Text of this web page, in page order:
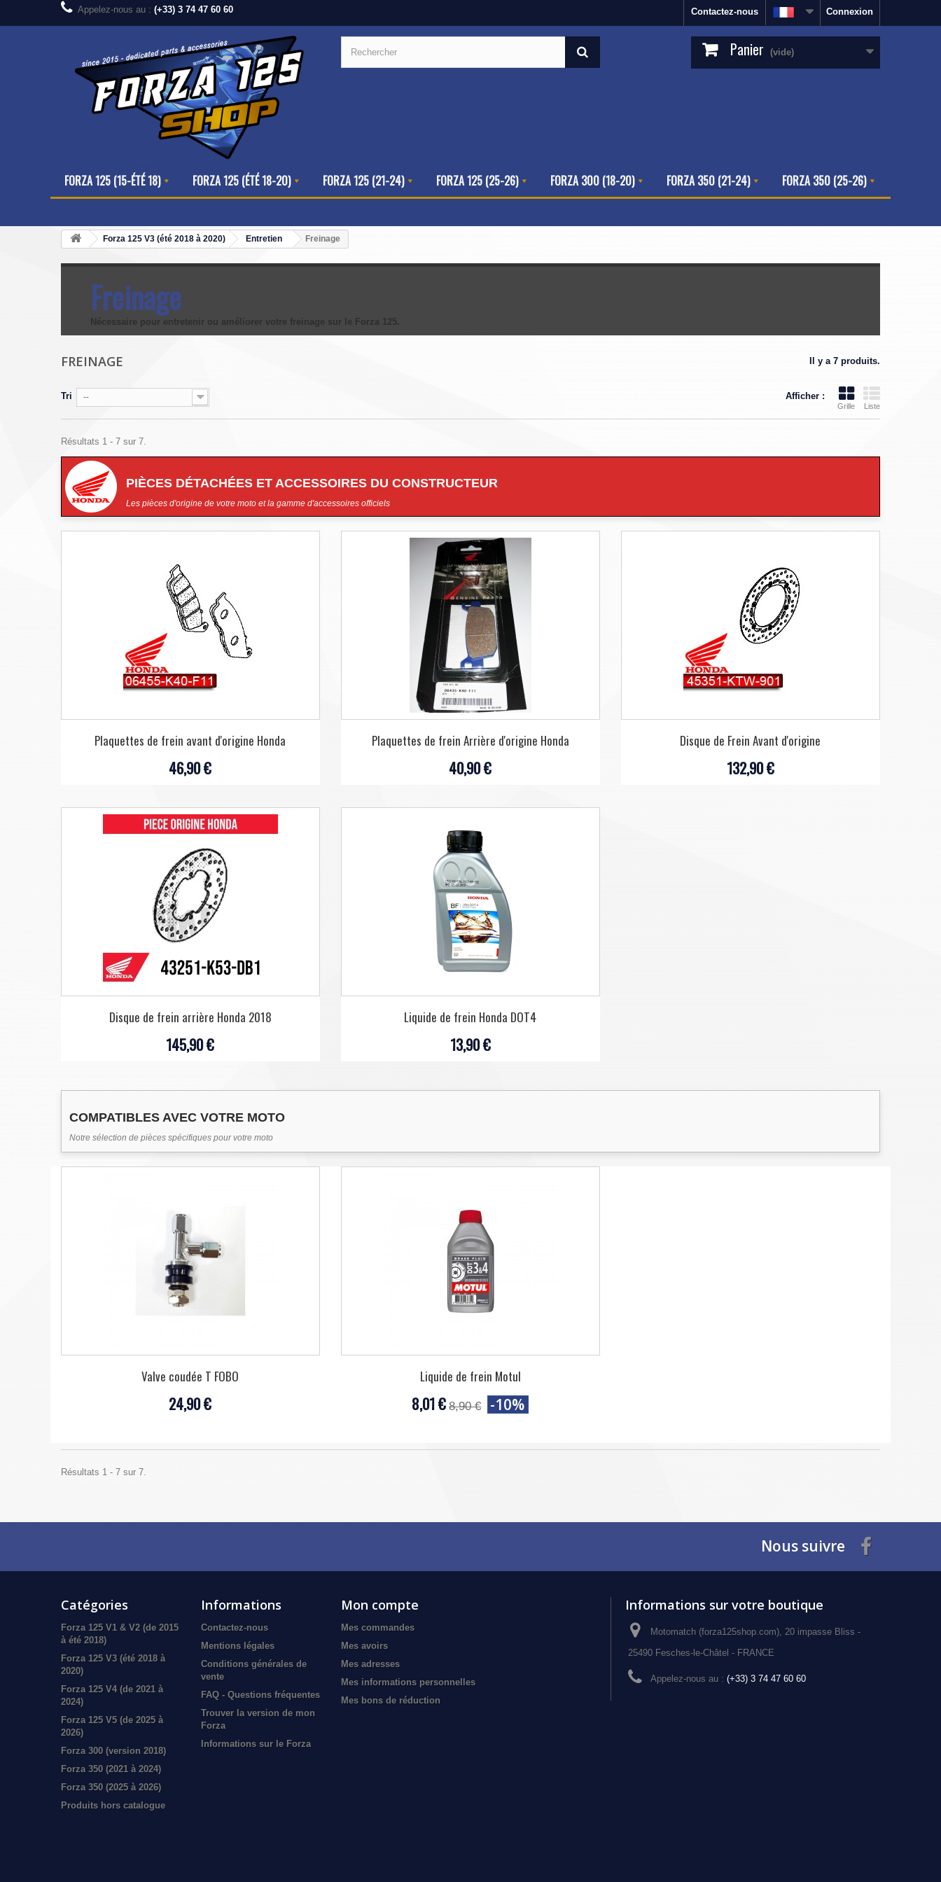
Connexion
Contactez-nous
Appelez-nous au : (+33) 3 74 47 60 60
Panier (vide)
FORZA 125 (15-ÉTÉ 18) FORZA 125 (ÉTÉ 18-20) FORZA 125 (21-24) FORZA 125 (25-26) FORZA 300 (18-20) FORZA 350 (21-24) FORZA 350 (25-26)
Forza 125 V3 (été 2018 à 2020) Entretien Freinage
Freinage
Nécessaire pour entretenir ou améliorer votre freinage sur le Forza 125.
FREINAGE Il y a 7 produits.
Afficher :
Grille Liste
Tri --
Résultats 1 - 7 sur 7.
PIÈCES DÉTACHÉES ET ACCESSOIRES DU CONSTRUCTEUR
Les pièces d'origine de votre moto et la gamme d'accessoires officiels
Plaquettes de frein avant d'origine Honda
46,90 €
Plaquettes de frein Arrière d'origine Honda
40,90 €
Disque de Frein Avant d'origine
132,90 €
Disque de frein arrière Honda 2018
145,90 €
Liquide de frein Honda DOT4
13,90 €
COMPATIBLES AVEC VOTRE MOTO
Notre sélection de pièces spécifiques pour votre moto
Valve coudée T FOBO
24,90 €
Liquide de frein Motul
8,01 € 8,90 € -10%
Résultats 1 - 7 sur 7.
Nous suivre
Catégories
Forza 125 V1 & V2 (de 2015
à été 2018)
Forza 125 V3 (été 2018 à
2020)
Forza 125 V4 (de 2021 à
2024)
Forza 125 V5 (de 2025 à
2026)
Forza 300 (version 2018)
Forza 350 (2021 à 2024)
Forza 350 (2025 à 2026)
Produits hors catalogue
Informations
Contactez-nous
Mentions légales
Conditions générales de
vente
FAQ - Questions fréquentes
Trouver la version de mon
Forza
Informations sur le Forza
Mon compte
Mes commandes
Mes avoirs
Mes adresses
Mes informations personnelles
Mes bons de réduction
Informations sur votre boutique
Motomatch (forza125shop.com), 20 impasse Bliss -
25490 Fesches-le-Châtel - FRANCE
Appelez-nous au : (+33) 3 74 47 60 60